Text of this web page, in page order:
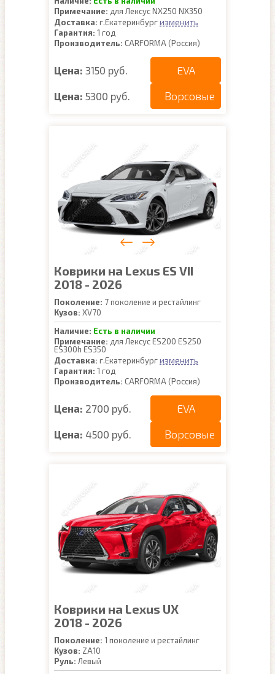
Примечание: для Лексус NX250 NX350
Доставка: г.Екатеринбургизменить
Гарантия: 1 год
Производитель: CARFORMA (Россия)
Цена: 3150 руб. EVA
Цена: 5300 руб. Ворсовые
Коврики на Lexus ES VII
2018 - 2026
Поколение: 7 поколение и рестайлинг
Кузов: XV70
Наличие: Есть в наличии
Примечание: для Лексус ES200 ES250
ES300h ES350
Доставка: г.Екатеринбургизменить
Гарантия: 1 год
Производитель: CARFORMA (Россия)
Цена: 2700 руб. EVA
Цена: 4500 руб. Ворсовые
Коврики на Lexus UX
2018 - 2026
Поколение: 1 поколение и рестайлинг
Кузов: ZA10
Руль: Левый